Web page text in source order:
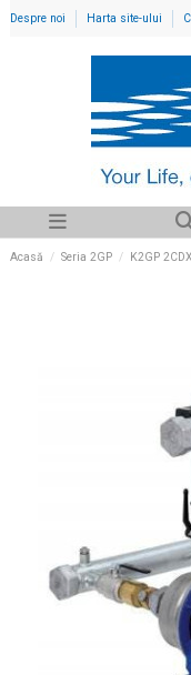
Despre noi Harta site-ului
Acasă Seria 2GP K2GP